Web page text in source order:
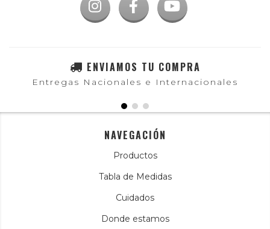
ENVIAMOS TU COMPRA
Entregas Nacionales e Internacionales
NAVEGACIÓN
Productos
Tabla de Medidas
Cuidados
Donde estamos